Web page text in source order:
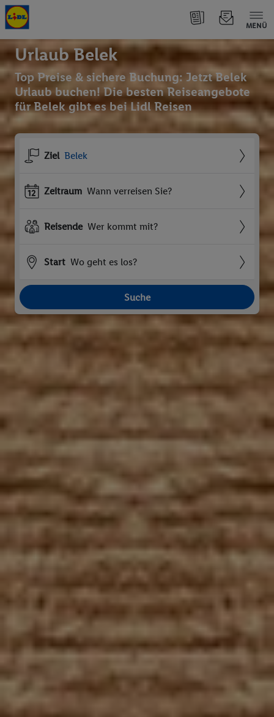
MENÜ
Urlaub Belek
Top Preise & sichere Buchung: Jetzt Belek
Urlaub buchen! Die besten Reiseangebote
für Belek gibt es bei Lidl Reisen
Ziel Belek
Zeitraum Wann verreisen Sie?
Reisende Wer kommt mit?
Start Wo geht es los?
Suche